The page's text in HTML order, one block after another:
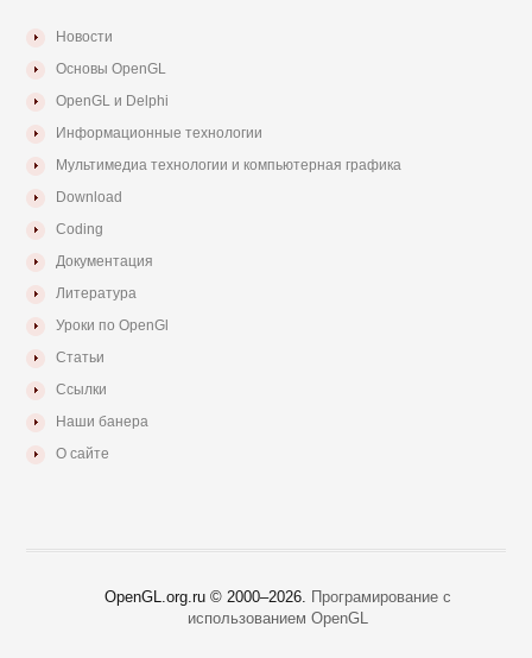
Новости
Основы OpenGL
OpenGL и Delphi
Информационные технологии
Мультимедиа технологии и компьютерная графика
Download
Coding
Документация
Литература
Уроки по OpenGl
Статьи
Ссылки
Наши банера
О сайте
OpenGL.org.ru © 2000–2026. Програмирование с
использованием OpenGL